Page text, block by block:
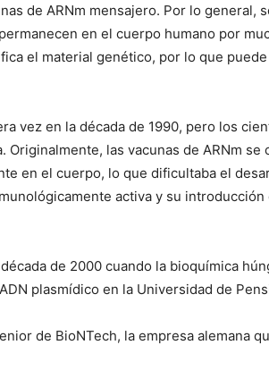
I've read and accept thePrivacy
de ARNm mensajero. Por lo
en el cuerpo humano por
el material genético, por lo que
vez en la década de 1990, pero los
Originalmente, las vacunas de ARNm
en el cuerpo, lo que dificultaba el
activa y su
de 2000 cuando la bioquímica
plasmídico en la Universidad de
de BioNTech, la empresa alemana